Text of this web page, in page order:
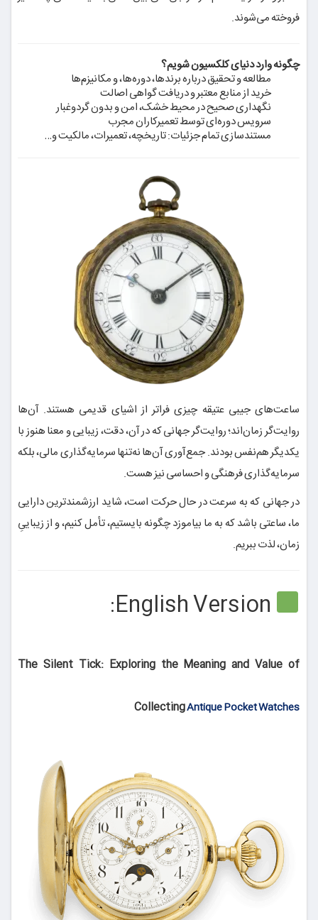
فروخته می‌شوند.
چگونه وارد دنیای کلکسیون شویم؟
مطالعه و تحقیق درباره برندها، دوره‌ها، و مکانیزم‌ها
خرید از منابع معتبر و دریافت گواهی اصالت
نگهداری صحیح در محیط خشک، امن و بدون گردوغبار
سرویس دوره‌ای توسط تعمیرکاران مجرب
مستندسازی تمام جزئیات: تاریخچه، تعمیرات، مالکیت و…
ساعت‌های جیبی عتیقه چیزی فراتر از اشیای قدیمی هستند. آن‌ها
روایت‌گر زمان‌اند؛ روایت‌گر جهانی که در آن، دقت، زیبایی و معنا هنوز با
یکدیگر هم‌نفس بودند. جمع‌آوری آن‌ها نه‌تنها سرمایه‌گذاری مالی، بلکه
سرمایه‌گذاری فرهنگی و احساسی نیز هست.
در جهانی که به سرعت در حال حرکت است، شاید ارزشمندترین دارایی
ما، ساعتی باشد که به ما بیاموزد چگونه بایستیم، تأمل کنیم، و از زیباییِ
زمان، لذت ببریم.
The Silent Tick: Exploring the Meaning and Value of
CollectingAntique Pocket Watches